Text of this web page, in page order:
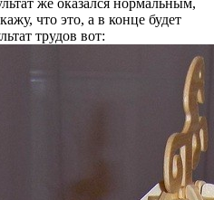
что это, а в конце будет
трудов вот: